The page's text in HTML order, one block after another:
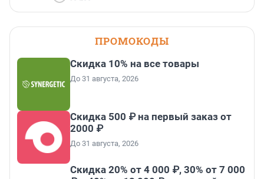
ПРОМОКОДЫ
Скидка 10% на все товары
До 31 августа, 2026
Скидка 500 ₽ на первый заказ от
2000 ₽
До 31 августа, 2026
Скидка 20% от 4 000 ₽, 30% от 7 000